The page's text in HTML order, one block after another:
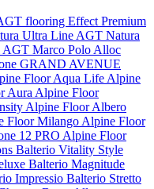
flooring Effect Premium
Ultra Line AGT Natura
AGT Marco Polo Alloc
GRAND AVENUE
Floor Aqua Life Alpine
Aura Alpine Floor
Alpine Floor Albero
Floor Milango Alpine Floor
12 PRO Alpine Floor
Balterio Vitality Style
Balterio Magnitude
Impressio Balterio Stretto